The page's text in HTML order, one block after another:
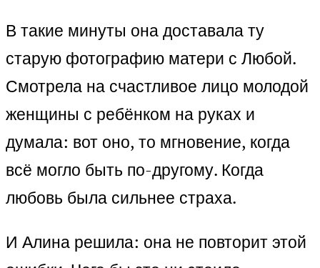
В такие минуты она доставала ту
старую фотографию матери с Любой.
Смотрела на счастливое лицо молодой
женщины с ребёнком на руках и
думала: вот оно, то мгновение, когда
всё могло быть по-другому. Когда
любовь была сильнее страха.
И Алина решила: она не повторит этой